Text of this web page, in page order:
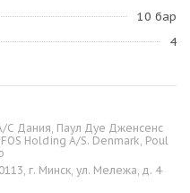
10 бар
4
С Дания, Паул Дуе Дженсенс
Holding A/S. Denmark, Poul
г. Минск, ул. Мележа, д. 4